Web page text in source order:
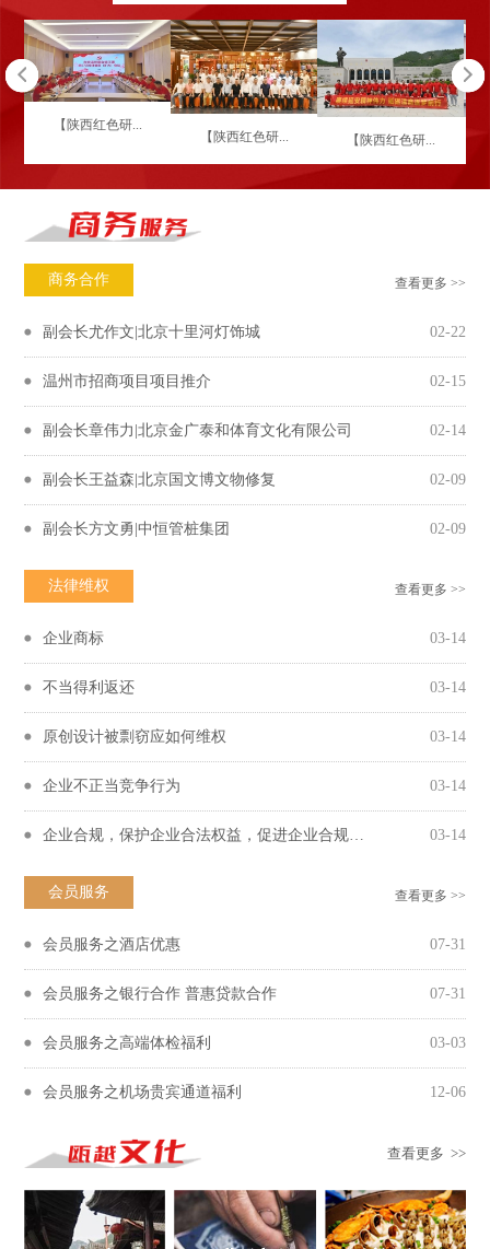
【陕西红色研...
【陕西红色研... 【陕西红色研...
商务合作 查看更多 >>
副会长尤作文|北京十里河灯饰城 02-22
温州市招商项目项目推介 02-15
副会长章伟力|北京金广泰和体育文化有限公司 02-14
副会长王益森|北京国文博文物修复 02-09
副会长方文勇|中恒管桩集团 02-09
法律维权 查看更多 >>
企业商标 03-14
不当得利返还 03-14
原创设计被剽窃应如何维权 03-14
企业不正当竞争行为 03-14
企业合规，保护企业合法权益，促进企业合规守法经营 03-14
会员服务 查看更多 >>
会员服务之酒店优惠 07-31
会员服务之银行合作 普惠贷款合作 07-31
会员服务之高端体检福利 03-03
会员服务之机场贵宾通道福利 12-06
查看更多 >>